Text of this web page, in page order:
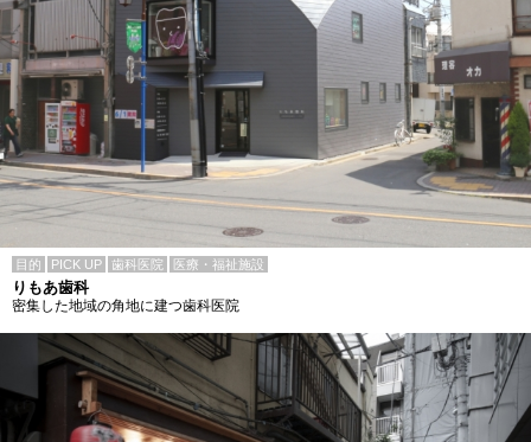
目的 PICK UP 歯科医院 医療・福祉施設
りもあ歯科
密集した地域の角地に建つ歯科医院